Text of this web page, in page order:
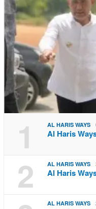
1 AL HARIS WAYS
Al Haris
2 AL HARIS WAYS
Al Haris
AL HARIS WAYS